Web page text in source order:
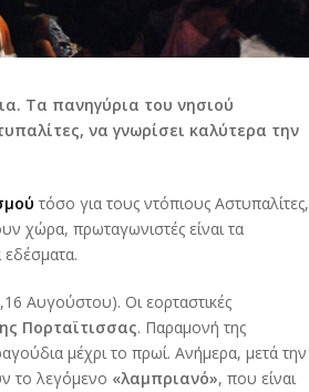
Τα πανηγύρια του νησιού
να γνωρίσει καλύτερα την
τόσο για τους ντόπιους Αστυπαλίτες,
χώρα, πρωταγωνιστές είναι τα
Αυγούστου). Οι εορταστικές
Πορταϊτισσας. Παραμονή της
μέχρι το πρωί. Ανήμερα, μετά την
το λεγόμενο «λαμπριανό», που είναι